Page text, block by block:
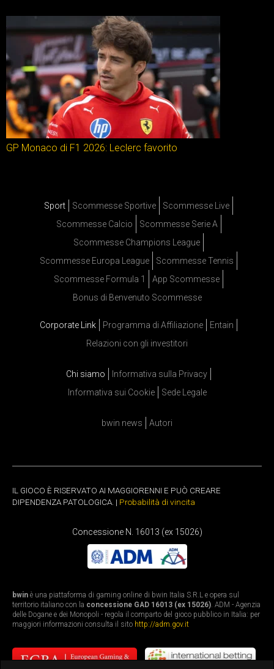
GP Monaco di F1 2026: Leclerc favorito
Sport Scommesse Sportive
Scommesse Live
Scommesse Calcio
Scommesse Serie A
Scommesse Champions League
Scommesse Europa League
Scommesse Tennis
Scommesse Formula 1
App Scommesse
Bonus di Benvenuto Scommesse
Corporate Link Programma di Affiliazione
Entain
Relazioni con gli investitori
Chi siamo
Informativa sulla Privacy
Informativa sui Cookie
Sede Legale
bwin news Autori
IL GIOCO È RISERVATO AI MAGGIORENNI E PUÒ CREARE
DIPENDENZA PATOLOGICA. | Probabilità di vincita
Concessione N. 16013 (ex 15026)
bwin è una piattaforma di gaming online di bwin Italia S.R.L e opera sul
territorio italiano con la concessione GAD 16013 (ex 15026). ADM - Agenzia
delle Dogane e dei Monopoli - regola il comparto del gioco pubblico in Italia: per
maggiori informazioni consulta il sito http://adm.gov.it